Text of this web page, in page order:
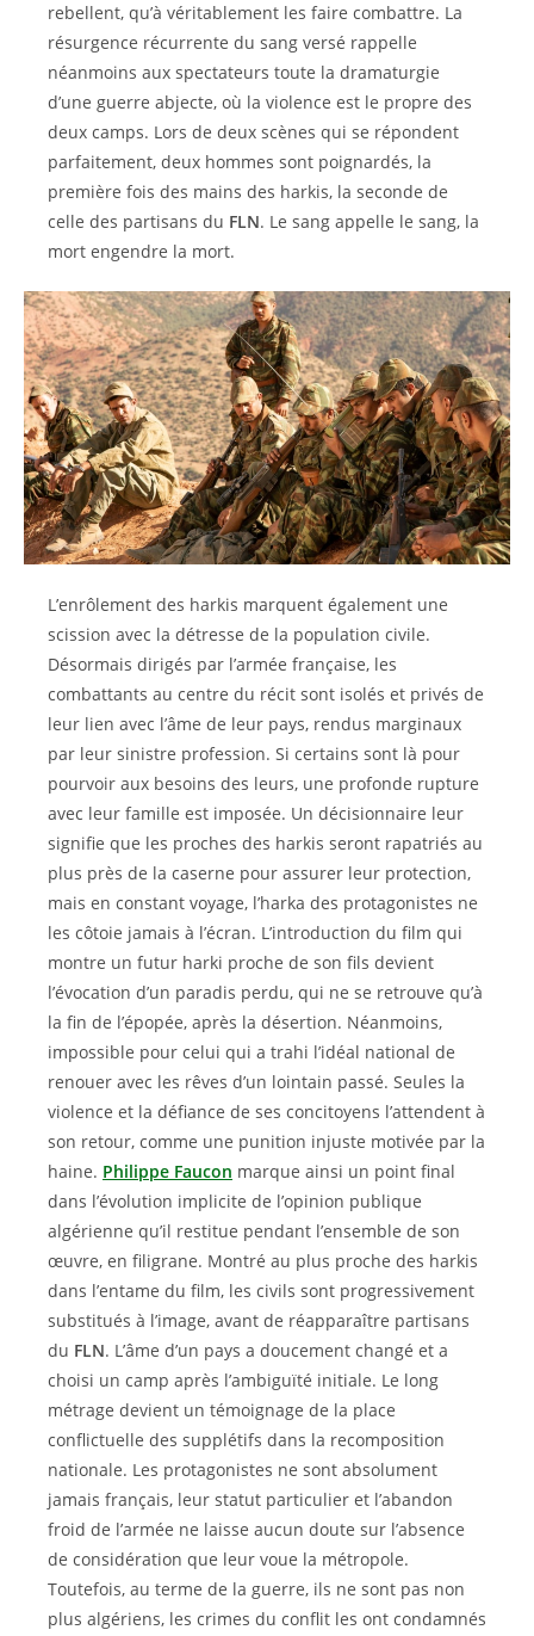
rebellent, qu’à véritablement les faire combattre. La
résurgence récurrente du sang versé rappelle
néanmoins aux spectateurs toute la dramaturgie
d’une guerre abjecte, où la violence est le propre des
deux camps. Lors de deux scènes qui se répondent
parfaitement, deux hommes sont poignardés, la
première fois des mains des harkis, la seconde de
celle des partisans du FLN. Le sang appelle le sang, la
mort engendre la mort.
L’enrôlement des harkis marquent également une
scission avec la détresse de la population civile.
Désormais dirigés par l’armée française, les
combattants au centre du récit sont isolés et privés de
leur lien avec l’âme de leur pays, rendus marginaux
par leur sinistre profession. Si certains sont là pour
pourvoir aux besoins des leurs, une profonde rupture
avec leur famille est imposée. Un décisionnaire leur
signifie que les proches des harkis seront rapatriés au
plus près de la caserne pour assurer leur protection,
mais en constant voyage, l’harka des protagonistes ne
les côtoie jamais à l’écran. L’introduction du film qui
montre un futur harki proche de son fils devient
l’évocation d’un paradis perdu, qui ne se retrouve qu’à
la fin de l’épopée, après la désertion. Néanmoins,
impossible pour celui qui a trahi l’idéal national de
renouer avec les rêves d’un lointain passé. Seules la
violence et la défiance de ses concitoyens l’attendent à
son retour, comme une punition injuste motivée par la
haine. Philippe Faucon marque ainsi un point final
dans l’évolution implicite de l’opinion publique
algérienne qu’il restitue pendant l’ensemble de son
œuvre, en filigrane. Montré au plus proche des harkis
dans l’entame du film, les civils sont progressivement
substitués à l’image, avant de réapparaître partisans
du FLN. L’âme d’un pays a doucement changé et a
choisi un camp après l’ambiguïté initiale. Le long
métrage devient un témoignage de la place
conflictuelle des supplétifs dans la recomposition
nationale. Les protagonistes ne sont absolument
jamais français, leur statut particulier et l’abandon
froid de l’armée ne laisse aucun doute sur l’absence
de considération que leur voue la métropole.
Toutefois, au terme de la guerre, ils ne sont pas non
plus algériens, les crimes du conflit les ont condamnés